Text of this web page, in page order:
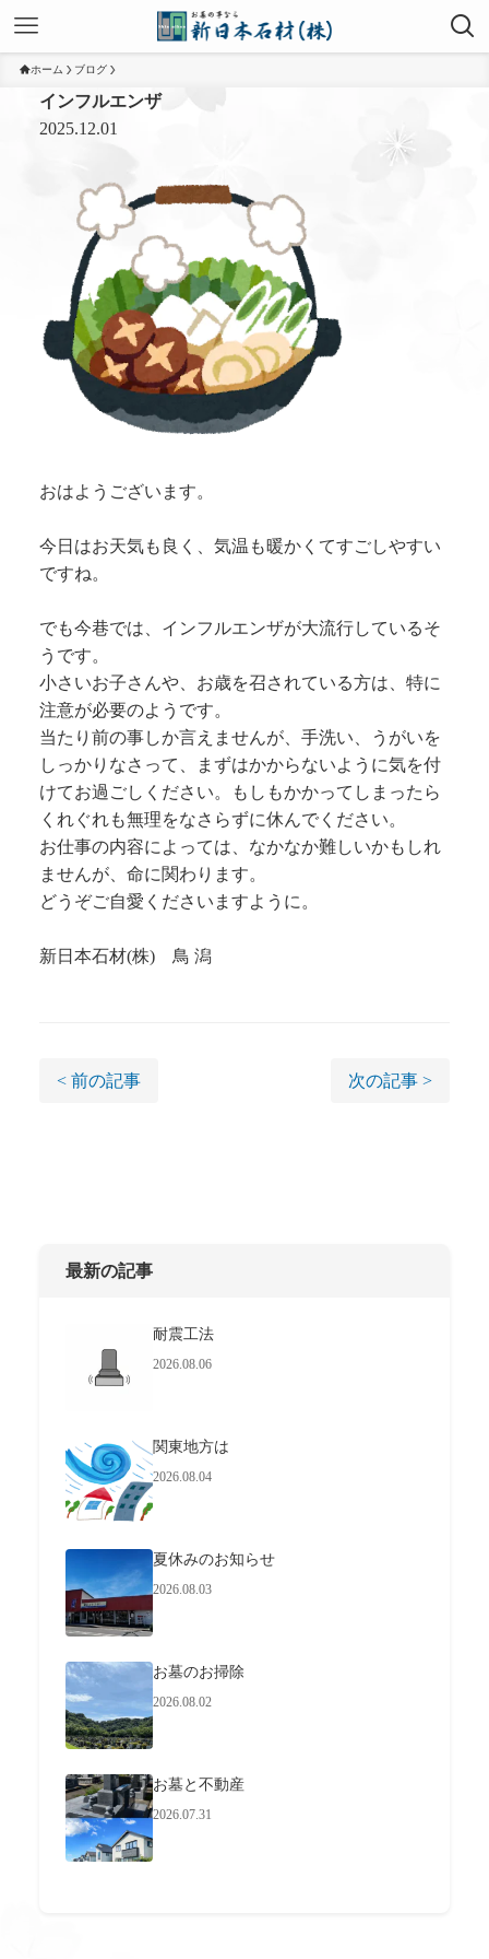
ホーム ブログ
インフルエンザ
2025.12.01
おはようございます。
今日はお天気も良く、気温も暖かくてすごしやすい
ですね。
でも今巷では、インフルエンザが大流行しているそ
うです。
小さいお子さんや、お歳を召されている方は、特に
注意が必要のようです。
当たり前の事しか言えませんが、手洗い、うがいを
しっかりなさって、まずはかからないように気を付
けてお過ごしください。もしもかかってしまったら
くれぐれも無理をなさらずに休んでください。
お仕事の内容によっては、なかなか難しいかもしれ
ませんが、命に関わります。
どうぞご自愛くださいますように。
新日本石材(株) 鳥 潟
< 前の記事 次の記事 >
最新の記事
耐震工法
2026.08.06
関東地方は
2026.08.04
夏休みのお知らせ
2026.08.03
お墓のお掃除
2026.08.02
お墓と不動産
2026.07.31